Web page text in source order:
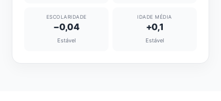
ESCOLARIDADE
−0,04
Estável
IDADE MÉDIA
+0,1
Estável